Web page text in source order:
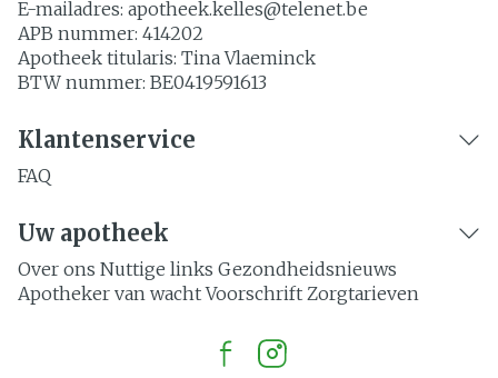
E-mailadres: apotheek.kelles@telenet.be
APB nummer: 414202
Apotheek titularis: Tina Vlaeminck
BTW nummer: BE0419591613
Klantenservice
FAQ
Uw apotheek
Over ons Nuttige links Gezondheidsnieuws
Apotheker van wacht Voorschrift Zorgtarieven